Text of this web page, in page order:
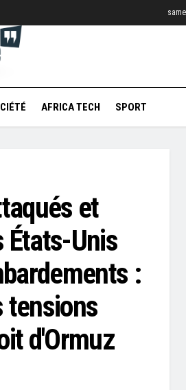
AFRICA TECH SPORT
et
États-Unis
:
tensions
d'Ormuz